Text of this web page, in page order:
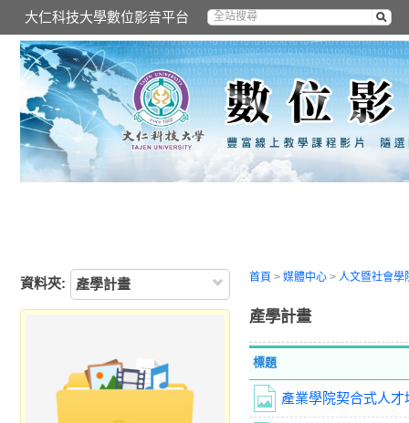
大仁科技大學數位影音平台
資料夾: 產學計畫 首頁 > 媒體中心 > 人文暨社會學
產學計畫
標題